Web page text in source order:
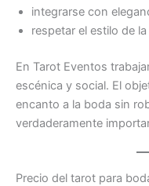
integrarse con
respetar el estilo de
En Tarot Eventos
escénica y social. El
encanto a la boda sin
verdaderamente
Precio del tarot para